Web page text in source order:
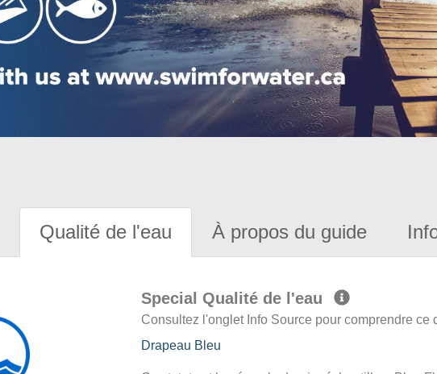
Qualité de l'eau À propos du guide
Special Qualité de l'eau
Consultez l'onglet Info Source pour comprendre ce
Drapeau Bleu